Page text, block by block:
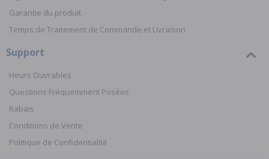
Garantie du produit
Temps de Traitement de Commande et Livraison
Support
Heurs Ouvrables
Questions Fréquemment Posées
Rabais
Conditions de Vente
Politique de Confidentialité